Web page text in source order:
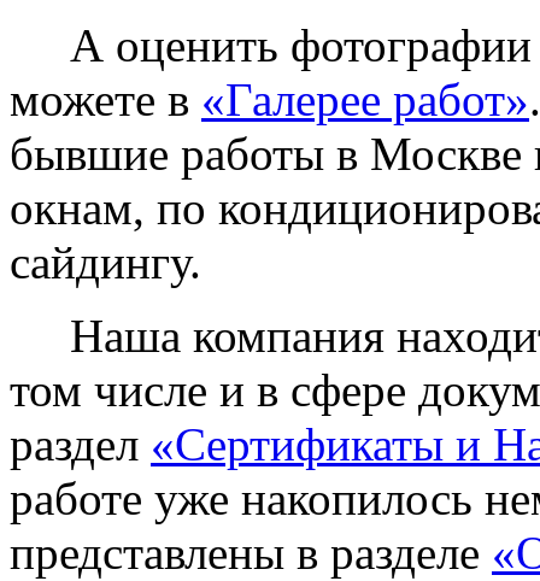
А оценить фотографии
можете в «Галерее работ»
бывшие работы в Москве
окнам, по
сайдингу.
Наша компания
том числе и в сфере
раздел «Сертификаты и
работе уже накопилось
представлены в разделе